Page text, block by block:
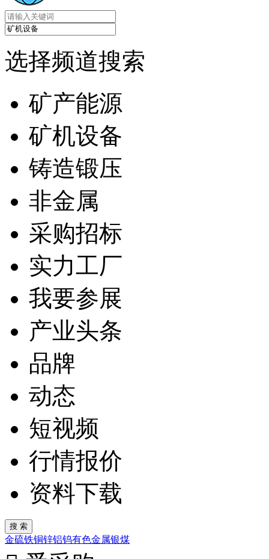
选择频道搜索
矿产能源
矿机设备
铸造锻压
非金属
采购招标
实力工厂
我要参展
产业头条
品牌
动态
短视频
行情报价
资料下载
金硫铁铜锌铝钨有色金属银煤